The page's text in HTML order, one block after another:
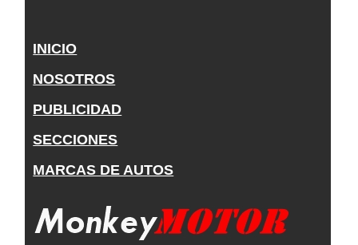
INICIO
NOSOTROS
PUBLICIDAD
SECCIONES
MARCAS DE AUTOS